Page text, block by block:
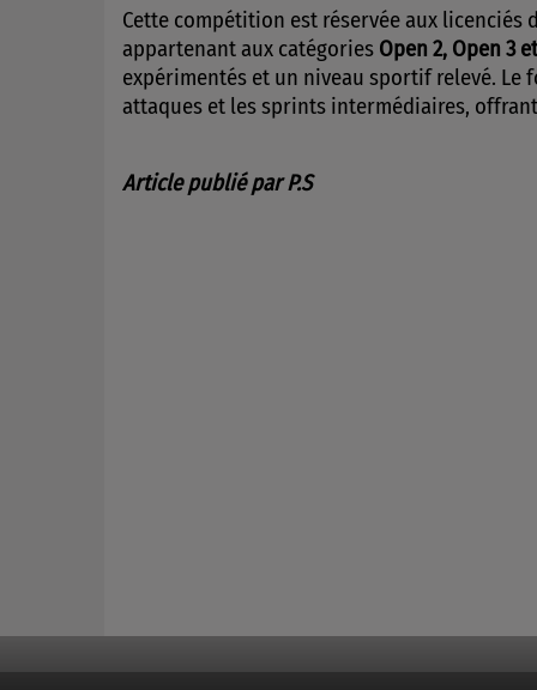
Cette compétition est réservée aux licenciés
appartenant aux catégories Open 2, Open 3
expérimentés et un niveau sportif relevé.
attaques et les sprints intermédiaires,
Article publié par P.S